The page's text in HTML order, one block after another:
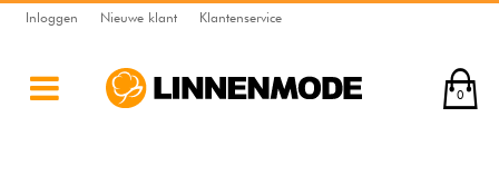
Inloggen Nieuwe klant Klantenservice
0